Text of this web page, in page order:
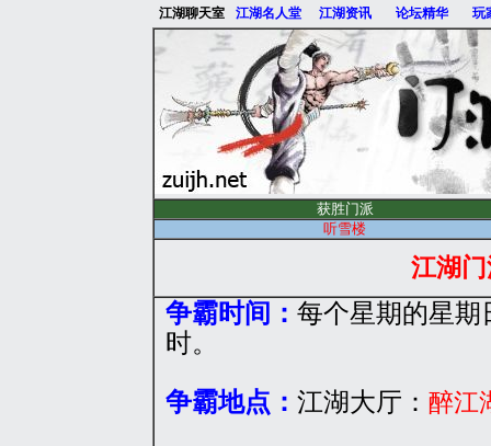
江湖聊天室 江湖名人堂 江湖资讯 论坛精华 玩
获胜门派
听雪楼
江湖
争霸时间： 每个星期的星期
时。
争霸地点： 江湖大厅： 醉江